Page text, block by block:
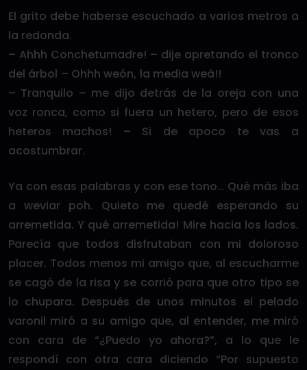
El grito debe haberse escuchado a varios metros a
la redonda.
– Ahhh Conchetumadre! – dije apretando el tronco
del árbol – Ohhh weón, la media weá!!
– Tranquilo – me dijo detrás de la oreja con una
voz ronca, como si fuera un hetero, pero de esos
heteros machos! – Si de apoco te vas a
acostumbrar.
Ya con esas palabras y con ese tono… Qué más iba
a weviar poh. Quieto me quedé esperando su
arremetida. Y qué arremetida! Mire hacia los lados.
Parecía que todos disfrutaban con mi doloroso
placer. Todos menos mi amigo que, al escucharme
se cagó de la risa y se corrió para que otro tipo se
lo chupara. Después de unos minutos el pelado
varonil miró a su amigo que, al entender, me miró
con cara de “¿Puedo yo ahora?”, a lo que le
respondí con otra cara diciendo “Por supuesto